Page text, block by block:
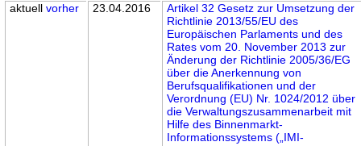
aktuellvorher 23.04.2016
Artikel 32 Gesetz zur Umsetzung der
Richtlinie 2013/55/EU des
Europäischen Parlaments und des
Rates vom 20. November 2013 zur
Änderung der Richtlinie 2005/36/EG
über die Anerkennung von
Berufsqualifikationen und der
Verordnung (EU) Nr. 1024/2012 über
die Verwaltungszusammenarbeit mit
Hilfe des Binnenmarkt-
Informationssystems („IMI-